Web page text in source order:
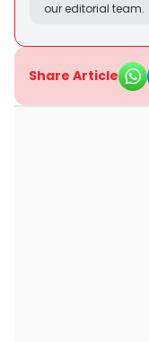
our editorial team.
Share Article